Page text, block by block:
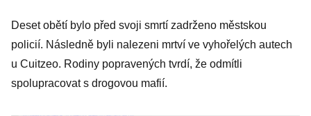
Deset obětí bylo před svoji smrtí zadrženo městskou
policií. Následně byli nalezeni mrtví ve vyhořelých autech
u Cuitzeo. Rodiny popravených tvrdí, že odmítli
spolupracovat s drogovou mafií.